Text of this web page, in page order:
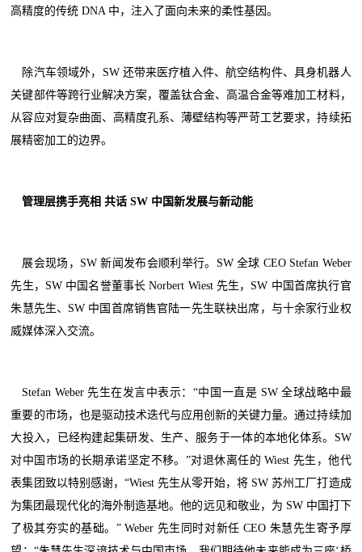
高精度的传统 DNA 中，注入了面向未来的柔性基因。
除汽车领域外，SW 还带来医疗植入件、航空结构件、具身机器人
关键部件等跨行业解决方案，覆盖钛合金、高温合金等难加工材料，
从容应对复杂曲面、高精度孔系、薄壁结构等严苛工艺要求，持续拓
展精密加工的边界。
管理层携手亮相 共话 SW 中国新发展与新动能
展会现场，SW 新闻发布会顺利举行。SW 全球 CEO Stefan Weber
先生，SW 中国名誉董事长 Norbert Wiest 先生，SW 中国首席执行官
朱慧先生、SW 中国首席销售官陆一先生联袂出席，与十余家行业权
威媒体深入交流。
Stefan Weber 先生在发言中表示：“中国一直是 SW 全球战略中最
重要的市场，也是驱动技术迭代与应用创新的关键力量。通过持续加
大投入，已经构建起集研发、生产、服务于一体的本地化体系。SW
对中国市场的长期承诺坚定不移。”对退休离任的 Wiest 先生，他代
表集团致以特别感谢，“Wiest 先生从零开始，将 SW 苏州工厂打造成
为集团最现代化的海外制造基地。他的远见和敬业，为 SW 中国打下
了极其夯实的基础。” Weber 先生同时对新任 CEO 朱慧先生寄予厚